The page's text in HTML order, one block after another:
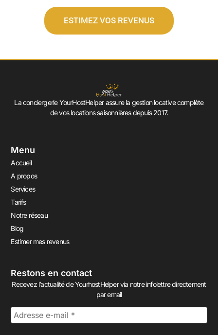
ESTIMEZ VOS REVENUS
La conciergerie YourHostHelper assure la gestion locative complète
de vos locations saisonnières depuis 2017.
Menu
Accueil
A propos
Services
Tarifs
Notre réseau
Blog
Estimer mes revenus
Restons en contact
Recevez l’actualité de YourhostHelper via notre infolettre directement
par email